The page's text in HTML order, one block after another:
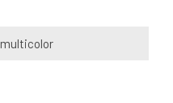
multicolor